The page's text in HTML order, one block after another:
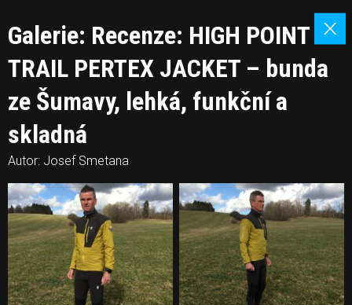
Galerie: Recenze: HIGH POINT
TRAIL PERTEX JACKET – bunda
ze Šumavy, lehká, funkční a
skladná
Autor: Josef Smetana